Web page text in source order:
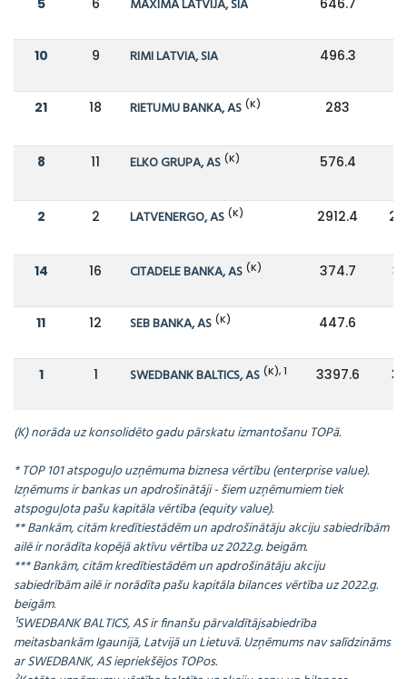
MAXIMA LATVIJA, SIA
10 9 RIMI LATVIA, SIA 496.3
21 18 RIETUMU BANKA, AS (K) 283
8 11 ELKO GRUPA, AS (K) 576.4
2 2 LATVENERGO, AS (K) 2912.4
14 16 CITADELE BANKA, AS (K) 374.7
11 12 SEB BANKA, AS (K) 447.6
1 1 SWEDBANK BALTICS, AS (K), 1 3397.6
(K) norāda uz konsolidēto gadu pārskatu izmantošanu TOPā.
* TOP 101 atspoguļo uzņēmuma biznesa vērtību (enterprise value).
Izņēmums ir bankas un apdrošinātāji - šiem uzņēmumiem tiek
atspoguļota pašu kapitāla vērtība (equity value).
** Bankām, citām kredītiestādēm un apdrošinātāju akciju sabiedrībām
ailē ir norādīta kopējā aktīvu vērtība uz 2022.g. beigām.
*** Bankām, citām kredītiestādēm un apdrošinātāju akciju
sabiedrībām ailē ir norādīta pašu kapitāla bilances vērtība uz 2022.g.
beigām.
¹SWEDBANK BALTICS, AS ir finanšu pārvaldītājsabiedrība
meitasbankām Igaunijā, Latvijā un Lietuvā. Uzņēmums nav salīdzināms
ar SWEDBANK, AS iepriekšējos TOPos.